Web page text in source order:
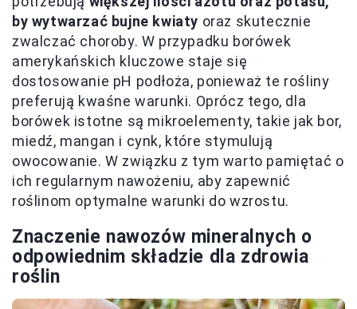
by wytwarzać bujne kwiaty oraz skutecznie
zwalczać choroby. W przypadku borówek
amerykańskich kluczowe staje się
dostosowanie pH podłoża, ponieważ te rośliny
preferują kwaśne warunki. Oprócz tego, dla
borówek istotne są mikroelementy, takie jak bor,
miedź, mangan i cynk, które stymulują
owocowanie. W związku z tym warto pamiętać o
ich regularnym nawożeniu, aby zapewnić
roślinom optymalne warunki do wzrostu.
Znaczenie nawozów mineralnych o
odpowiednim składzie dla zdrowia
roślin